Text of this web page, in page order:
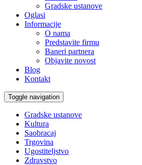
Gradske ustanove
Oglasi
Informacije
O nama
Predstavite firmu
Baneri partnera
Objavite novost
Blog
Kontakt
Toggle navigation
Gradske ustanove
Kultura
Saobracaj
Trgovina
Ugostiteljstvo
Zdravstvo